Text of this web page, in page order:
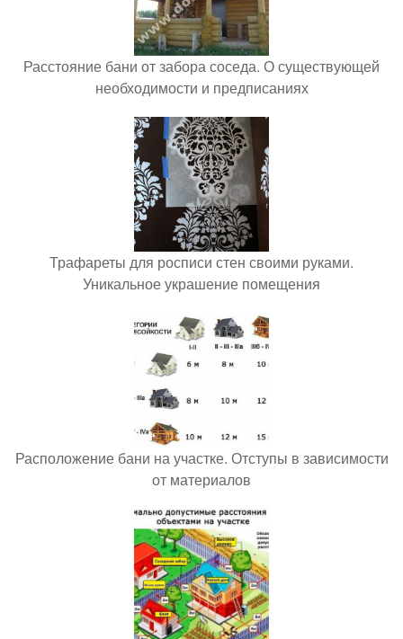
Расстояние бани от забора соседа. О существующей
необходимости и предписаниях
Трафареты для росписи стен своими руками.
Уникальное украшение помещения
Расположение бани на участке. Отступы в зависимости
от материалов